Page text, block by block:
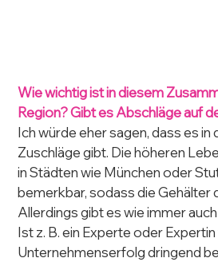
Wie wichtig ist in diesem
Region? Gibt es Abschläge auf
Ich würde eher sagen, dass es
Zuschläge gibt. Die höheren
in Städten wie München oder
bemerkbar, sodass die Gehälter
Allerdings gibt es wie immer
Ist z. B. ein Experte oder
Unternehmenserfolg dringend